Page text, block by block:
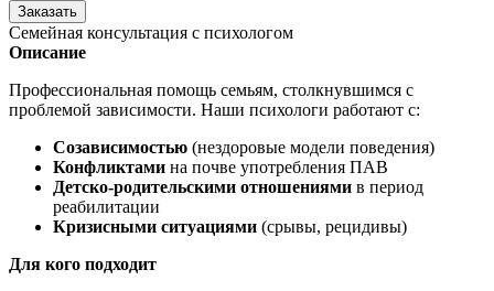
Заказать
Семейная консультация с психологом
Описание
Профессиональная помощь семьям, столкнувшимся с
проблемой зависимости. Наши психологи работают с:
Созависимостью (нездоровые модели поведения)
Конфликтами на почве употребления ПАВ
Детско-родительскими отношениями в период
реабилитации
Кризисными ситуациями (срывы, рецидивы)
Для кого подходит